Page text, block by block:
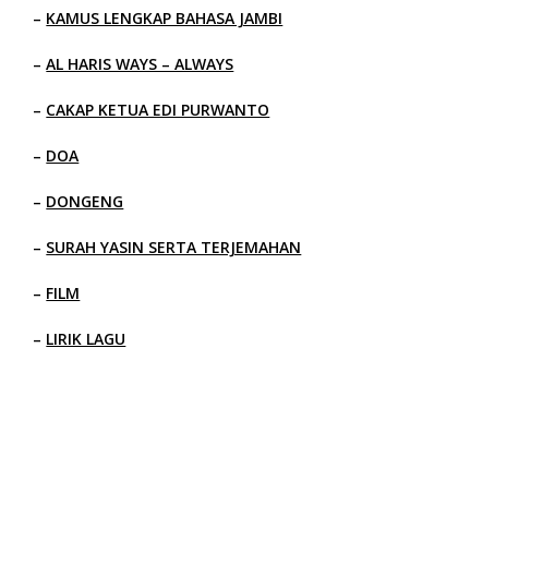
– KAMUS LENGKAP BAHASA JAMBI
–AL HARIS WAYS – ALWAYS
– CAKAP KETUA EDI PURWANTO
– DOA
– DONGENG
– SURAH YASIN SERTA TERJEMAHAN
– FILM
– LIRIK LAGU